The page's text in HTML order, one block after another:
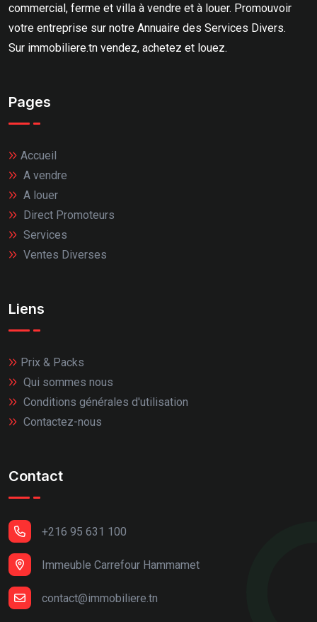
commercial, ferme et villa à vendre et à louer. Promouvoir
votre entreprise sur notre Annuaire des Services Divers.
Sur immobiliere.tn vendez, achetez et louez.
Pages
Accueil
A vendre
A louer
Direct Promoteurs
Services
Ventes Diverses
Liens
Prix & Packs
Qui sommes nous
Conditions générales d'utilisation
Contactez-nous
Contact
+216 95 631 100
Immeuble Carrefour Hammamet
contact@immobiliere.tn